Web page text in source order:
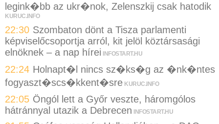
legink�bb az ukr�nok, Zelenszkij csak hatodik
KURUC.INFO
22:30 Szombaton dönt a Tisza parlamenti
képviselőcsoportja arról, kit jelöl köztársasági
elnöknek – a nap hírei INFOSTART.HU
22:24 Holnapt�l nincs sz�ks�g az �nk�ntes
fogyaszt�scs�kkent�sre KURUC.INFO
22:05 Öngól lett a Győr veszte, háromgólos
hátránnyal utazik a Debrecen INFOSTART.HU